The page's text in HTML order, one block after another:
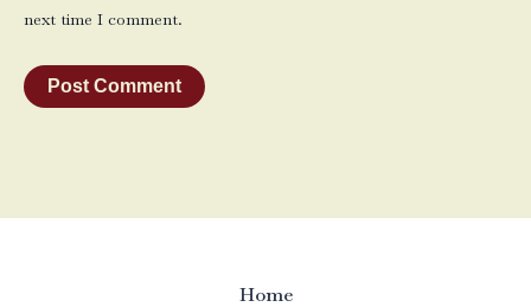
next time I comment.
Home